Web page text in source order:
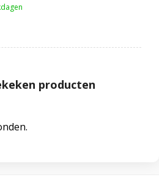
producten